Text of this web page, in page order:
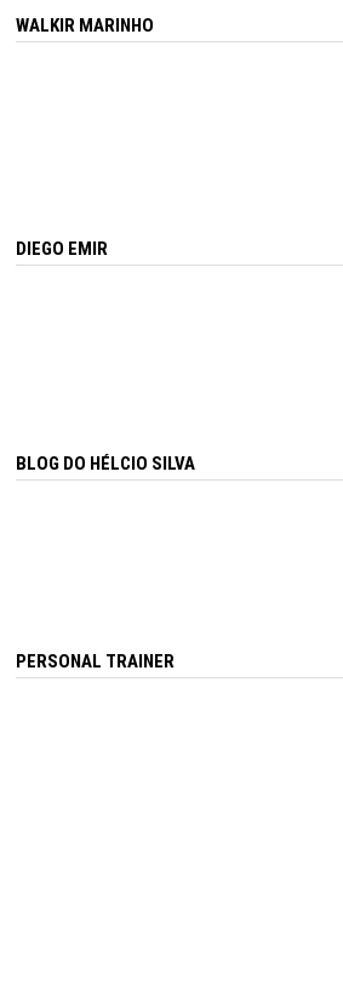
WALKIR MARINHO
DIEGO EMIR
BLOG DO HÉLCIO SILVA
PERSONAL TRAINER